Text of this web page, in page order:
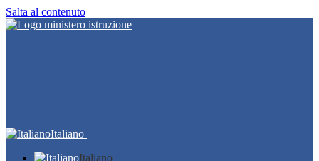
Salta al contenuto
Italiano
Italiano